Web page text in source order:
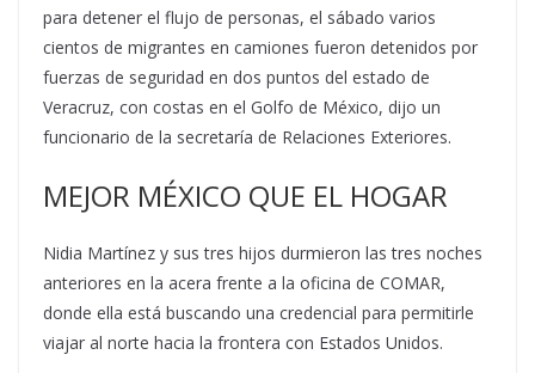
para detener el flujo de personas, el sábado varios
cientos de migrantes en camiones fueron detenidos por
fuerzas de seguridad en dos puntos del estado de
Veracruz, con costas en el Golfo de México, dijo un
funcionario de la secretaría de Relaciones Exteriores.
MEJOR MÉXICO QUE EL HOGAR
Nidia Martínez y sus tres hijos durmieron las tres noches
anteriores en la acera frente a la oficina de COMAR,
donde ella está buscando una credencial para permitirle
viajar al norte hacia la frontera con Estados Unidos.